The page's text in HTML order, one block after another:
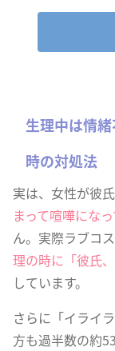
生理中は情
時の対処法
実は、女性が彼
まって喧嘩にな
ん。実際ラブコ
理の時に「彼氏
しています。
さらに「イライ
方も過半数の約